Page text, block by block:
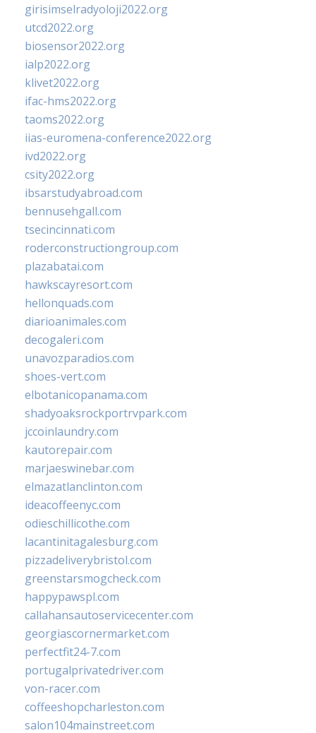
girisimselradyoloji2022.org
utcd2022.org
biosensor2022.org
ialp2022.org
klivet2022.org
ifac-hms2022.org
taoms2022.org
iias-euromena-conference2022.org
ivd2022.org
csity2022.org
ibsarstudyabroad.com
bennusehgall.com
tsecincinnati.com
roderconstructiongroup.com
plazabatai.com
hawkscayresort.com
hellonquads.com
diarioanimales.com
decogaleri.com
unavozparadios.com
shoes-vert.com
elbotanicopanama.com
shadyoaksrockportrvpark.com
jccoinlaundry.com
kautorepair.com
marjaeswinebar.com
elmazatlanclinton.com
ideacoffeenyc.com
odieschillicothe.com
lacantinitagalesburg.com
pizzadeliverybristol.com
greenstarsmogcheck.com
happypawspl.com
callahansautoservicecenter.com
georgiascornermarket.com
perfectfit24-7.com
portugalprivatedriver.com
von-racer.com
coffeeshopcharleston.com
salon104mainstreet.com